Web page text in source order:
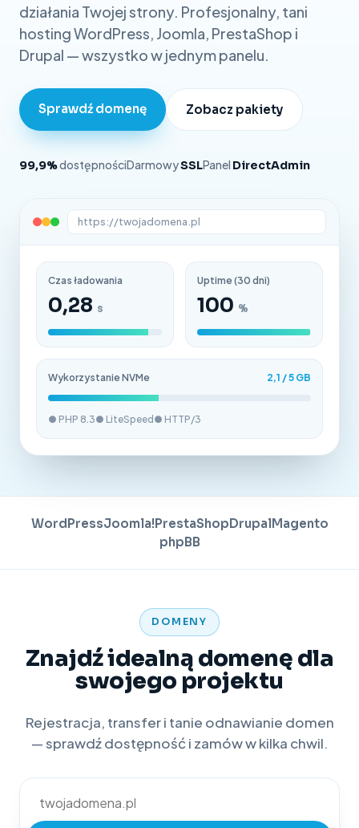
działania Twojej strony. Profesjonalny, tani
hosting WordPress, Joomla, PrestaShop i
Drupal — wszystko w jednym panelu.
Sprawdź domenę Zobacz pakiety
99,9%dostępnościDarmowySSLPanel DirectAdmin
https://twojadomena.pl
Czas ładowania
0,28 s
Uptime (30 dni)
100 %
Wykorzystanie NVMe 2,1 / 5 GB
● PHP 8.3● LiteSpeed ● HTTP/3
WordPressJoomla!PrestaShopDrupalMagento
phpBB
DOMENY
Znajdź idealną domenę dla
swojego projektu
Rejestracja, transfer i tanie odnawianie domen
— sprawdź dostępność i zamów w kilka chwil.